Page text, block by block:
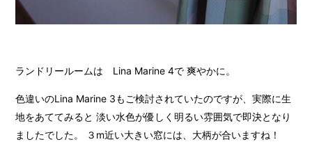
ランドリールームは Lina Marine 4で 爽やかに。
色違いのLina Marine 3もご検討されていたのですが、実際に生
地をあててみると 淡い水色が優しく明るい雰囲気で即決となり
ましたでした。 ３m近い大きい窓には、大柄が合いますね！